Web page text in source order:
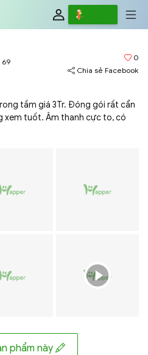
69
0
Chia sẻ Facebook
tầm giá 3Tr. Đóng gói rất cẩn
xem tuốt. Âm thanh cực to, có
phẩm này